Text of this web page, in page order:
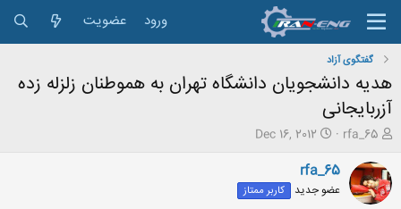
ورود عضویت
گفتگوی آزاد
هدیه دانشجویان دانشگاه تهران به هموطنان زلزله زده
آزربایجانی
ش
و
ع
ک
rfa_65
ت
ر
خ
Dec 16, 2012
rfa_65
عضو جدید کاربر ممتاز